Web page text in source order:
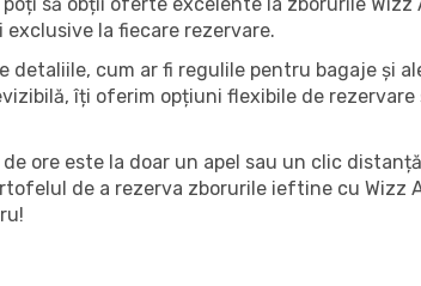
la fiecare rezervare.
cum ar fi regulile pentru bagaje și
îți oferim opțiuni flexibile de
ore este la doar un apel sau un clic
de a rezerva zborurile ieftine cu Wizz